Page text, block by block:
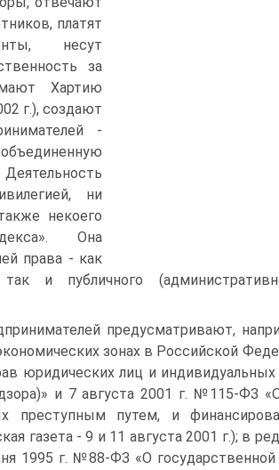
платят
несут
за
Хартию
г.), создают
-
ни
некоего
Она
права - как
и публичного
предусматривают,
зонах в Российской
юридических лиц и индивидуальных
и 7 августа 2001 г. №115-ФЗ
преступным путем, и
газета - 9 и 11 августа 2001 г.); в
1995 г. №88-ФЗ «О государственной